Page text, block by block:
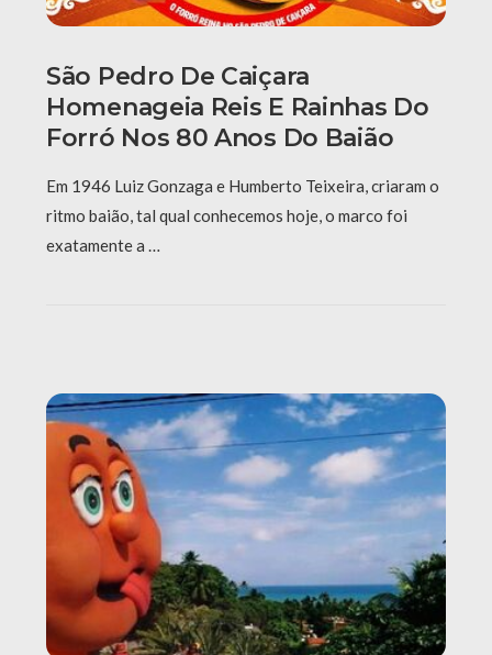
São Pedro De Caiçara
Homenageia Reis E Rainhas Do
Forró Nos 80 Anos Do Baião
Em 1946 Luiz Gonzaga e Humberto Teixeira, criaram o
ritmo baião, tal qual conhecemos hoje, o marco foi
exatamente a …